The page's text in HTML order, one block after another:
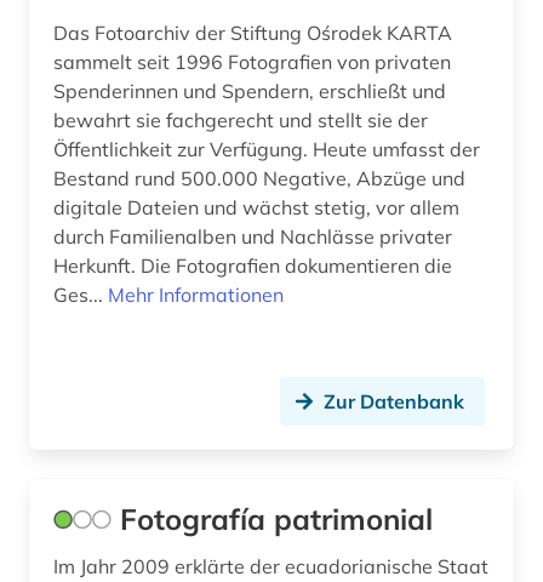
museum für kunst und gewerbe (1)
musik (2)
musiker (1)
münze (1)
nasa (1)
neue sachlichkeit (1)
open educational resources (1)
ostafrika (1)
paris (1)
Das Fotoarchiv der Stiftung Ośrodek KARTA
sammelt seit 1996 Fotografien von privaten
Spenderinnen und Spendern, erschließt und
bewahrt sie fachgerecht und stellt sie der
Öffentlichkeit zur Verfügung. Heute umfasst der
Bestand rund 500.000 Negative, Abzüge und
digitale Dateien und wächst stetig, vor allem
durch Familienalben und Nachlässe privater
Herkunft. Die Fotografien dokumentieren die
Ges... Mehr Informationen
Zur Datenbank
Fotografía patrimonial
Im Jahr 2009 erklärte der ecuadorianische Staat